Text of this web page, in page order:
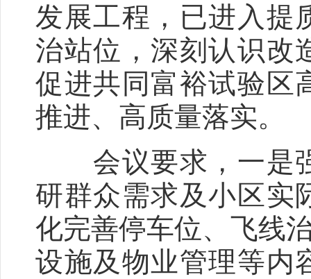
发展工程，已进入提
治站位，深刻认识改
促进共同富裕试验区
推进、高质量落实。
会议要求，一是强
研群众需求及小区实
化完善停车位、飞线
设施及物业管理等内